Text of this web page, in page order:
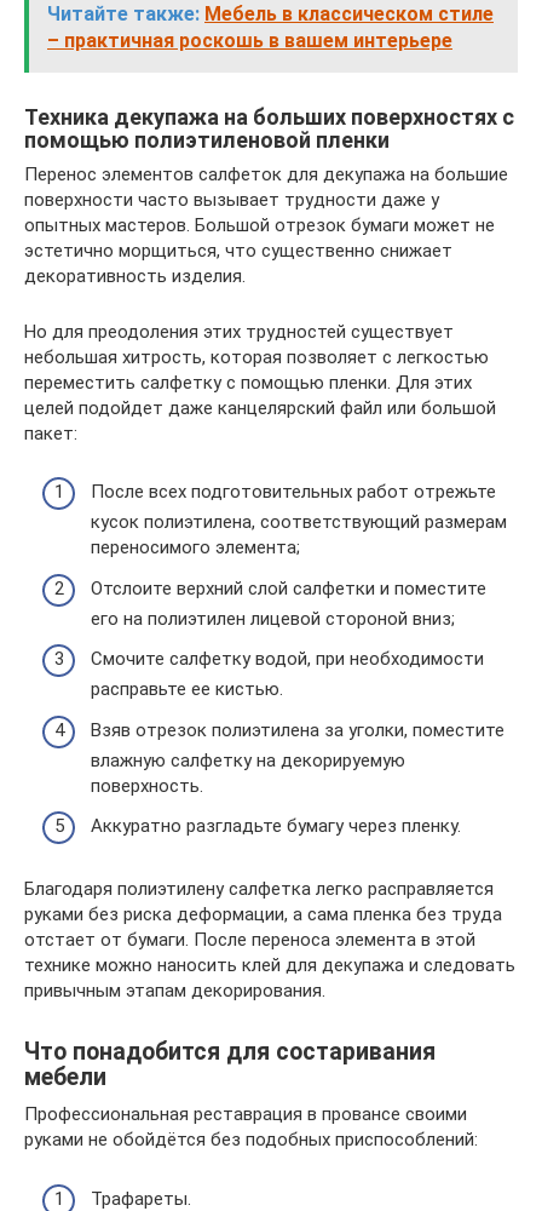
Читайте также: Мебель в классическом стиле
– практичная роскошь в вашем интерьере
Техника декупажа на больших поверхностях с
помощью полиэтиленовой пленки
Перенос элементов салфеток для декупажа на большие
поверхности часто вызывает трудности даже у
опытных мастеров. Большой отрезок бумаги может не
эстетично морщиться, что существенно снижает
декоративность изделия.
Но для преодоления этих трудностей существует
небольшая хитрость, которая позволяет с легкостью
переместить салфетку с помощью пленки. Для этих
целей подойдет даже канцелярский файл или большой
пакет:
После всех подготовительных работ отрежьте
кусок полиэтилена, соответствующий размерам
переносимого элемента;
Отслоите верхний слой салфетки и поместите
его на полиэтилен лицевой стороной вниз;
Смочите салфетку водой, при необходимости
расправьте ее кистью.
Взяв отрезок полиэтилена за уголки, поместите
влажную салфетку на декорируемую
поверхность.
Аккуратно разгладьте бумагу через пленку.
Благодаря полиэтилену салфетка легко расправляется
руками без риска деформации, а сама пленка без труда
отстает от бумаги. После переноса элемента в этой
технике можно наносить клей для декупажа и следовать
привычным этапам декорирования.
Что понадобится для состаривания
мебели
Профессиональная реставрация в провансе своими
руками не обойдётся без подобных приспособлений:
Трафареты.